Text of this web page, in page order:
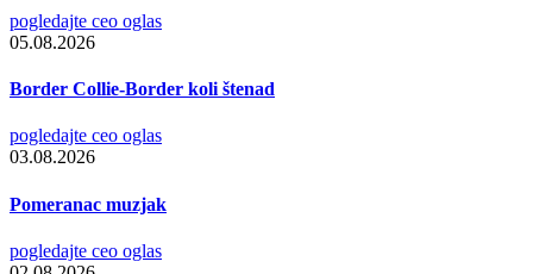
pogledajte ceo oglas
05.08.2026
Border Collie-Border koli štenad
pogledajte ceo oglas
03.08.2026
Pomeranac muzjak
pogledajte ceo oglas